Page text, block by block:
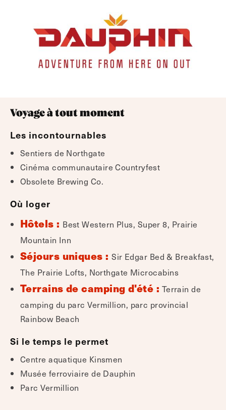
Voyage à tout moment
Les incontournables
Sentiers de Northgate
Cinéma communautaire Countryfest
Obsolete Brewing Co.
Où loger
Hôtels : Best Western Plus, Super 8, Prairie
Mountain Inn
Séjours uniques :Sir Edgar Bed & Breakfast,
The Prairie Lofts, Northgate Microcabins
Terrains de camping d'été : Terrain de
camping du parc Vermillion, parc provincial
Rainbow Beach
Si le temps le permet
Centre aquatique Kinsmen
Musée ferroviaire de Dauphin
Parc Vermillion